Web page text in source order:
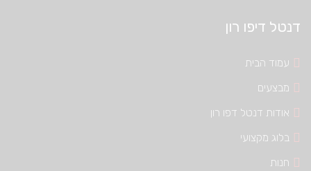
דנטל דיפו רון
עמוד הבית
מבצעים
אודות דנטל דפו רון
בלוג מקצועי
חנות